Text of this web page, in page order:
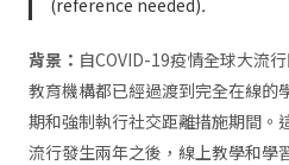
背景： 自COVID-19疫情全球大流
教育機構都已經過渡到完全在線的
期和強制執行社交距離措施期間。
流行發生兩年之後，線上教學和學